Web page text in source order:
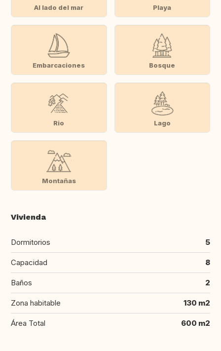
Al lado del mar Playa
Embarcaciones Bosque
Rio Lago
Montañas
Vivienda
Dormitorios 5
Capacidad 8
Baños 2
Zona habitable 130 m2
Área Total 600 m2